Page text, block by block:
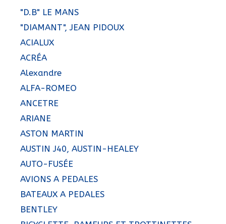
"D.B" LE MANS
"DIAMANT", JEAN PIDOUX
ACIALUX
ACRÉA
Alexandre
ALFA-ROMEO
ANCETRE
ARIANE
ASTON MARTIN
AUSTIN J40, AUSTIN-HEALEY
AUTO-FUSÉE
AVIONS A PEDALES
BATEAUX A PEDALES
BENTLEY